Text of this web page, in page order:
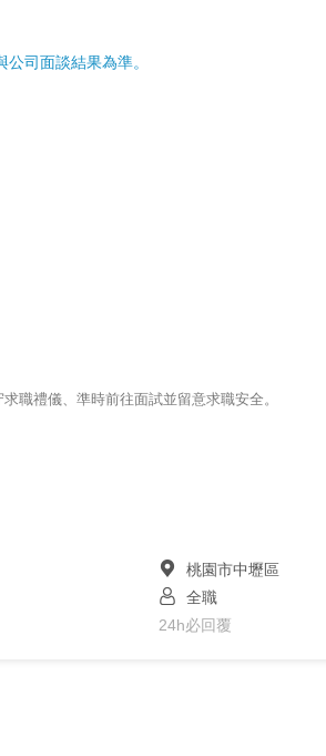
司面談結果為準。
職禮儀、準時前往面試並留意求職安全。
桃園市中壢區
全職
24h必回覆